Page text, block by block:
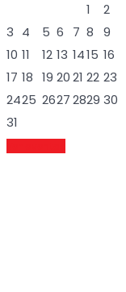
1
2
3 4 5 6 7 8
9
10 11 12 13 1415 16
17 18 19 2021 22 23
2425 26272829 30
31